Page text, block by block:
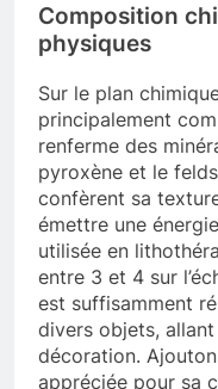
Composition
physiques
Sur le plan
principalement
renferme des
pyroxène et le
confèrent sa
émettre une
utilisée en
entre 3 et 4 sur
est suffisamment
divers objets,
décoration.
appréciée pour sa